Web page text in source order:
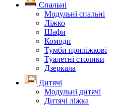
Спальні
Модульні спальні
Ліжко
Шафи
Комоди
Тумби приліжкові
Туалетні столики
Дзеркала
Дитячі
Модульні дитячі
Дитячі ліжка